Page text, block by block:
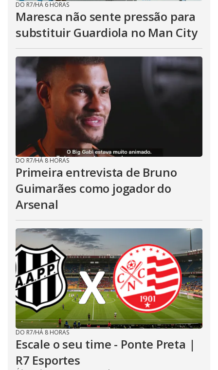
DO R7/HÁ 6 HORAS
Maresca não sente pressão para
substituir Guardiola no Man City
DO R7/HÁ 8 HORAS
Primeira entrevista de Bruno
Guimarães como jogador do
Arsenal
DO R7/HÁ 8 HORAS
Escale o seu time - Ponte Preta |
R7 Esportes